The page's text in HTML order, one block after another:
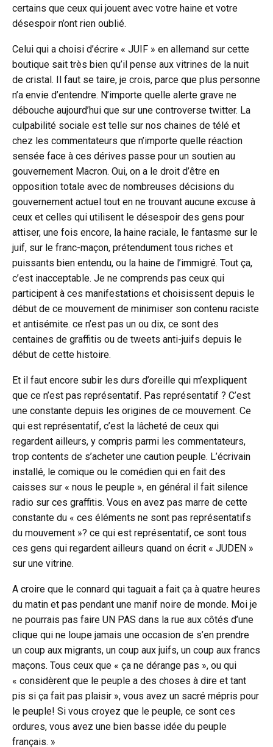
certains que ceux qui jouent avec votre haine et votre
désespoir n’ont rien oublié.
Celui qui a choisi d’écrire « JUIF » en allemand sur cette
boutique sait très bien qu’il pense aux vitrines de la nuit
de cristal. Il faut se taire, je crois, parce que plus personne
n’a envie d’entendre. N’importe quelle alerte grave ne
débouche aujourd’hui que sur une controverse twitter. La
culpabilité sociale est telle sur nos chaines de télé et
chez les commentateurs que n’importe quelle réaction
sensée face à ces dérives passe pour un soutien au
gouvernement Macron. Oui, on a le droit d’être en
opposition totale avec de nombreuses décisions du
gouvernement actuel tout en ne trouvant aucune excuse à
ceux et celles qui utilisent le désespoir des gens pour
attiser, une fois encore, la haine raciale, le fantasme sur le
juif, sur le franc-maçon, prétendument tous riches et
puissants bien entendu, ou la haine de l’immigré. Tout ça,
c’est inacceptable. Je ne comprends pas ceux qui
participent à ces manifestations et choisissent depuis le
début de ce mouvement de minimiser son contenu raciste
et antisémite. ce n’est pas un ou dix, ce sont des
centaines de graffitis ou de tweets anti-juifs depuis le
début de cette histoire.
Et il faut encore subir les durs d’oreille qui m’expliquent
que ce n’est pas représentatif. Pas représentatif ? C’est
une constante depuis les origines de ce mouvement. Ce
qui est représentatif, c’est la lâcheté de ceux qui
regardent ailleurs, y compris parmi les commentateurs,
trop contents de s’acheter une caution peuple. L’écrivain
installé, le comique ou le comédien qui en fait des
caisses sur « nous le peuple », en général il fait silence
radio sur ces graffitis. Vous en avez pas marre de cette
constante du « ces éléments ne sont pas représentatifs
du mouvement »? ce qui est représentatif, ce sont tous
ces gens qui regardent ailleurs quand on écrit « JUDEN »
sur une vitrine.
A croire que le connard qui taguait a fait ça à quatre heures
du matin et pas pendant une manif noire de monde. Moi je
ne pourrais pas faire UN PAS dans la rue aux côtés d’une
clique qui ne loupe jamais une occasion de s’en prendre
un coup aux migrants, un coup aux juifs, un coup aux francs
maçons. Tous ceux que « ça ne dérange pas », ou qui
« considèrent que le peuple a des choses à dire et tant
pis si ça fait pas plaisir », vous avez un sacré mépris pour
le peuple! Si vous croyez que le peuple, ce sont ces
ordures, vous avez une bien basse idée du peuple
français. »